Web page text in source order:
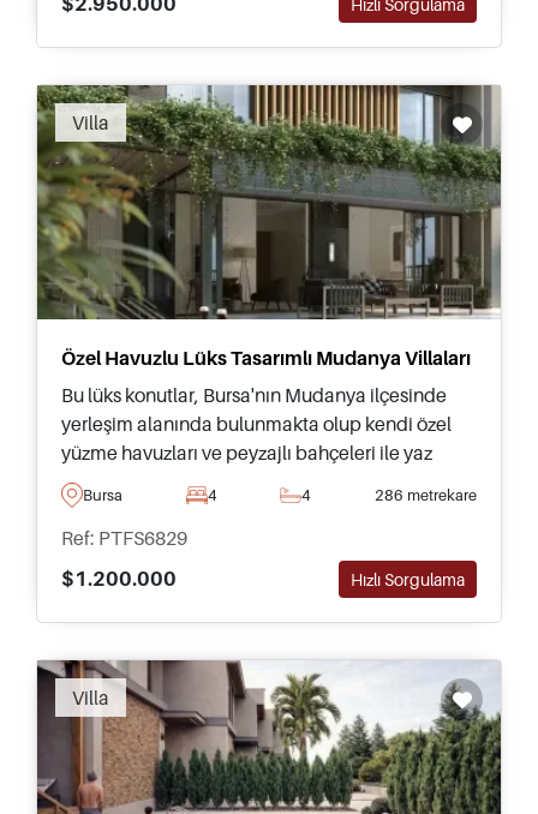
Hızlı Sorgulama
Villa
Özel Havuzlu Lüks Tasarımlı Mudanya Villaları
Bu lüks konutlar, Bursa'nın Mudanya ilçesinde
yerleşim alanında bulunmakta olup kendi özel
yüzme havuzları ve peyzajlı bahçeleri ile yaz
boyunca dışarıda dinlenmek ve vakit geçirmek
için uygundur.
Bursa 4 4 286 metrekare
Ref: PTFS6829
$1.200.000
Hızlı Sorgulama
Villa